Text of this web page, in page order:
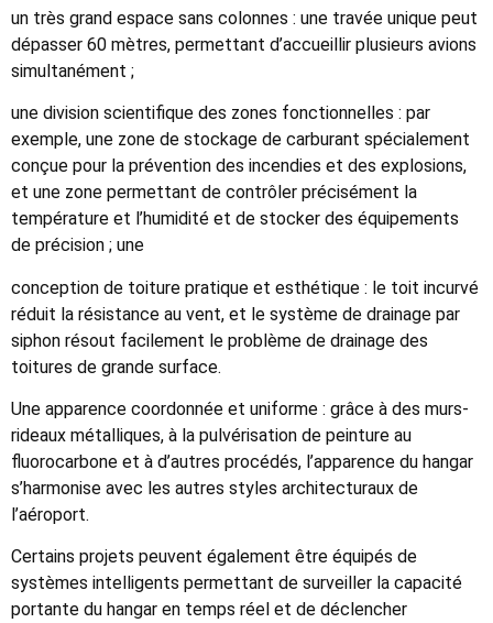
un très grand espace sans colonnes : une travée unique peut
dépasser 60 mètres, permettant d’accueillir plusieurs avions
simultanément ;
une division scientifique des zones fonctionnelles : par
exemple, une zone de stockage de carburant spécialement
conçue pour la prévention des incendies et des explosions,
et une zone permettant de contrôler précisément la
température et l’humidité et de stocker des équipements
de précision ; une
conception de toiture pratique et esthétique : le toit incurvé
réduit la résistance au vent, et le système de drainage par
siphon résout facilement le problème de drainage des
toitures de grande surface.
Une apparence coordonnée et uniforme : grâce à des murs-
rideaux métalliques, à la pulvérisation de peinture au
fluorocarbone et à d’autres procédés, l’apparence du hangar
s’harmonise avec les autres styles architecturaux de
l’aéroport.
Certains projets peuvent également être équipés de
systèmes intelligents permettant de surveiller la capacité
portante du hangar en temps réel et de déclencher